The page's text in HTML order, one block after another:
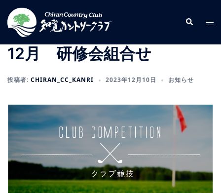
ン
検
索
ト
ル
12月 研修会組合せ
投稿者: CHIRAN_CC_KANRI 2023年12月10日 お知らせ